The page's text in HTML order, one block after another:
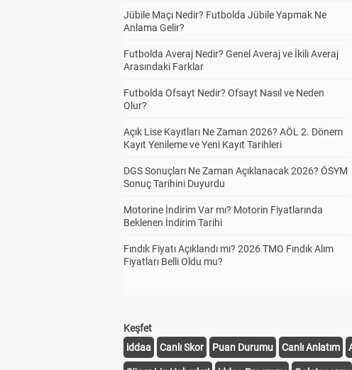
Jübile Maçı Nedir? Futbolda Jübile Yapmak Ne
Anlama Gelir?
Futbolda Averaj Nedir? Genel Averaj ve İkili Averaj
Arasındaki Farklar
Futbolda Ofsayt Nedir? Ofsayt Nasıl ve Neden
Olur?
Açık Lise Kayıtları Ne Zaman 2026? AÖL 2. Dönem
Kayıt Yenileme ve Yeni Kayıt Tarihleri
DGS Sonuçları Ne Zaman Açıklanacak 2026? ÖSYM
Sonuç Tarihini Duyurdu
Motorine İndirim Var mı? Motorin Fiyatlarında
Beklenen İndirim Tarihi
Fındık Fiyatı Açıklandı mı? 2026 TMO Fındık Alım
Fiyatları Belli Oldu mu?
Keşfet
iddaa
Canlı Skor Puan Durumu Canlı Anlatım